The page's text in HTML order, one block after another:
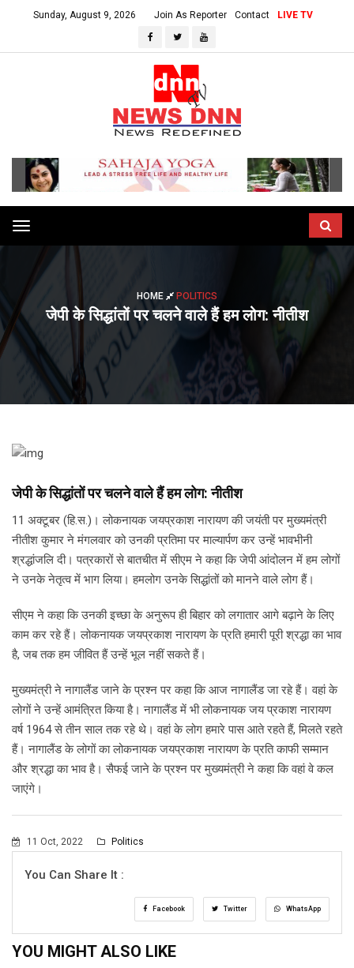
Sunday, August 9, 2026 Join As Reporter Contact LIVE TV
Toggle
navigation
HOME POLITICS
जेपी के सिद्धांतों पर चलने वाले हैं हम लोग: नीतीश
जेपी के सिद्धांतों पर चलने वाले हैं हम लोग: नीतीश
11 अक्टूबर (हि.स.)। लोकनायक जयप्रकाश नारायण की जयंती पर मुख्यमंत्री
नीतीश कुमार ने मंगलवार को उनकी प्रतिमा पर माल्यार्पण कर उन्हें भावभीनी
श्रद्धांजलि दी। पत्रकारों से बातचीत में सीएम ने कहा कि जेपी आंदोलन में हम लोगों
ने उनके नेतृत्व में भाग लिया। हमलोग उनके सिद्धांतों को मानने वाले लोग हैं।
सीएम ने कहा कि उनकी इच्छा के अनुरूप ही बिहार को लगातार आगे बढ़ाने के लिए
काम कर रहे हैं। लोकनायक जयप्रकाश नारायण के प्रति हमारी पूरी श्रद्धा का भाव
है, जब तक हम जीवित हैं उन्हें भूल नहीं सकते हैं।
मुख्यमंत्री ने नागालैंड जाने के प्रश्न पर कहा कि आज नागालैंड जा रहे हैं। वहां के
लोगों ने उन्हें आमंत्रित किया है। नागालैंड में भी लोकनायक जय प्रकाश नारायण
वर्ष 1964 से तीन साल तक रहे थे। वहां के लोग हमारे पास आते रहते हैं, मिलते रहते
हैं। नागालैंड के लोगों का लोकनायक जयप्रकाश नारायण के प्रति काफी सम्मान
और श्रद्धा का भाव है। सैफई जाने के प्रश्न पर मुख्यमंत्री ने कहा कि वहां वे कल
जाएंगे।
11 Oct, 2022 Politics
You Can Share It :
Facebook Twitter WhatsApp
YOU MIGHT ALSO LIKE